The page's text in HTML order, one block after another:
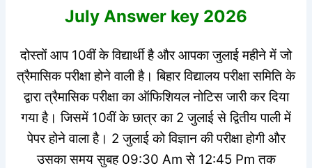
July Answer key 2026
दोस्तों आप 10वीं के विद्यार्थी है और आपका जुलाई महीने में जो
त्रैमासिक परीक्षा होने वाली है। बिहार विद्यालय परीक्षा समिति के
द्वारा त्रैमासिक परीक्षा का ऑफिशियल नोटिस जारी कर दिया
गया है। जिसमें 10वीं के छात्र का 2 जुलाई से द्वितीय पाली में
पेपर होने वाला है। 2 जुलाई को विज्ञान की परीक्षा होगी और
उसका समय सुबह 09:30 Am से 12:45 Pm तक